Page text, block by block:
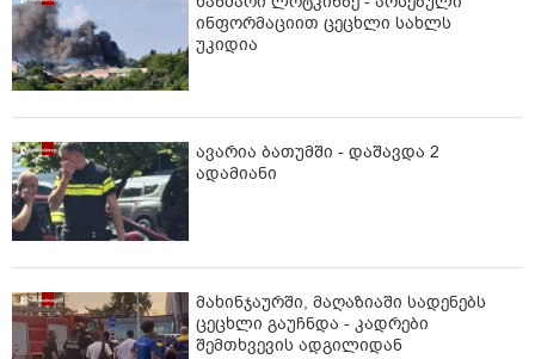
ინფორმაციით ცეცხლი სახლს
უკიდია
ავარია ბათუმში - დაშავდა 2
ადამიანი
მახინჯაურში, მაღაზიაში სადენებს
ცეცხლი გაუჩნდა - კადრები
შემთხვევის ადგილიდან